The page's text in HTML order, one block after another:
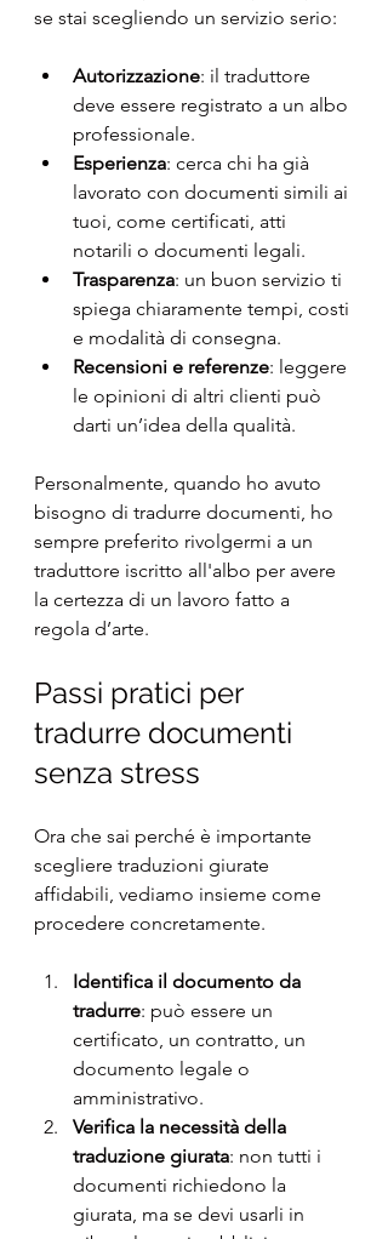
se stai scegliendo un servizio serio:
Autorizzazione: il traduttore
deve essere registrato a un albo
professionale.
Esperienza: cerca chi ha già
lavorato con documenti simili ai
tuoi, come certificati, atti
notarili o documenti legali.
Trasparenza: un buon servizio ti
spiega chiaramente tempi, costi
e modalità di consegna.
Recensioni e referenze: leggere
le opinioni di altri clienti può
darti un’idea della qualità.
Personalmente, quando ho avuto
bisogno di tradurre documenti, ho
sempre preferito rivolgermi a un
traduttore iscritto all'albo per avere
la certezza di un lavoro fatto a
regola d’arte.
Passi pratici per
tradurre documenti
senza stress
Ora che sai perché è importante
scegliere traduzioni giurate
affidabili, vediamo insieme come
procedere concretamente.
Identifica il documento da
tradurre: può essere un
certificato, un contratto, un
documento legale o
amministrativo.
Verifica la necessità della
traduzione giurata: non tutti i
documenti richiedono la
giurata, ma se devi usarli in